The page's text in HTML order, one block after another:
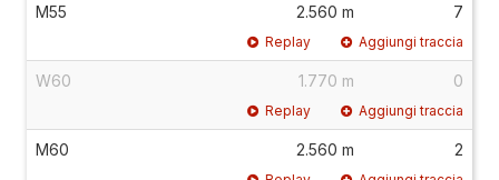
M55 2.560 m 7
Replay Aggiungi traccia
W60 1.770 m 0
Replay Aggiungi traccia
M60 2.560 m 2